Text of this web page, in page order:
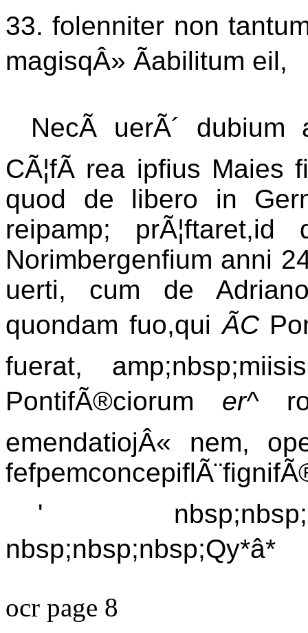
33. folenniter non
magisqÂ» Ãabilitum eil,
NecÃ uerÃ´
CÃ¦fÃ rea ipfius Maies
quod de libero in
reipamp;
Norimbergenfium anni
uerti, cum de
quondam fuo,quiÃC
fuerat,
PontifÃ®ciorum er^
emendatiojÂ« nem,
'
nbsp;nbsp;nbsp;Qy*â*
ocr page 8